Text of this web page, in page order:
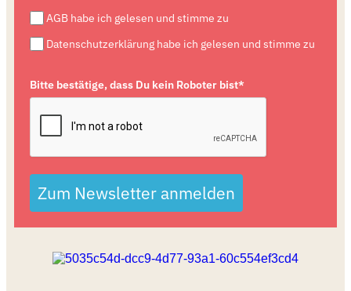
AGB habe ich gelesen und stimme zu
Datenschutzerklärung habe ich gelesen und stimme zu
Bitte bestätige, dass Du kein Roboter bist*
Zum Newsletter anmelden